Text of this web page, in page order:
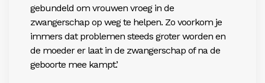
gebundeld om vrouwen vroeg in de
zwangerschap op weg te helpen. Zo voorkom je
immers dat problemen steeds groter worden en
de moeder er laat in de zwangerschap of na de
geboorte mee kampt.’